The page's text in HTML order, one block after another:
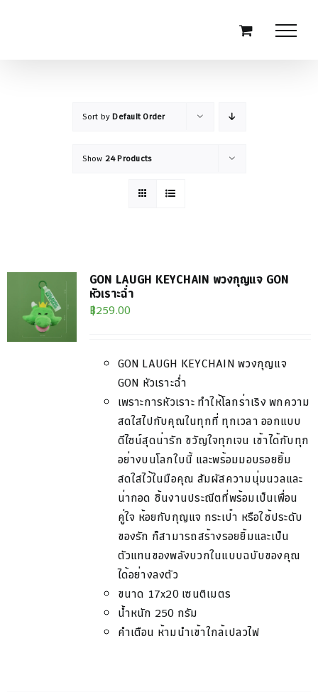
Sort byDefault Order
Show 24 Products
GON LAUGH KEYCHAIN พวงกุญแจ GON
หัวเราะฉ่ำ
฿259.00
GON LAUGH KEYCHAINพวงกุญแจ
GON หัวเราะฉ่ำ
เพราะการหัวเราะ ทำให้โลกร่าเริง พกความ
สดใสไปกับคุณในทุกที่ ทุกเวลา ออกแบบ
ดีไซน์สุดน่ารัก ขวัญใจทุกเจน เข้าได้กับทุก
อย่างบนโลกใบนี้ และพร้อมมอบรอยยิ้ม
สดใสไว้ในมือคุณ สัมผัสความนุ่มนวลและ
น่ากอด ชิ้นงานประณีตที่พร้อมเป็นเพื่อน
คู่ใจ ห้อยกับกุญแจ กระเป๋า หรือใช้ประดับ
ของรัก ก็สามารถสร้างรอยยิ้มและเป็น
ตัวแทนของพลังบวกในแบบฉบับของคุณ
ได้อย่างลงตัว
ขนาด 17x20 เซนติเมตร
น้ำหนัก 250 กรัม
คำเตือน ห้ามนำเข้าใกล้เปลวไฟ